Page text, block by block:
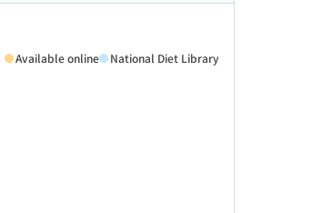
Available online National Diet Library